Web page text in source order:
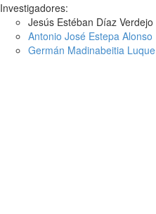
Investigadores:
Jesús Estéban Díaz Verdejo
Antonio José Estepa Alonso
Germán Madinabeitia Luque